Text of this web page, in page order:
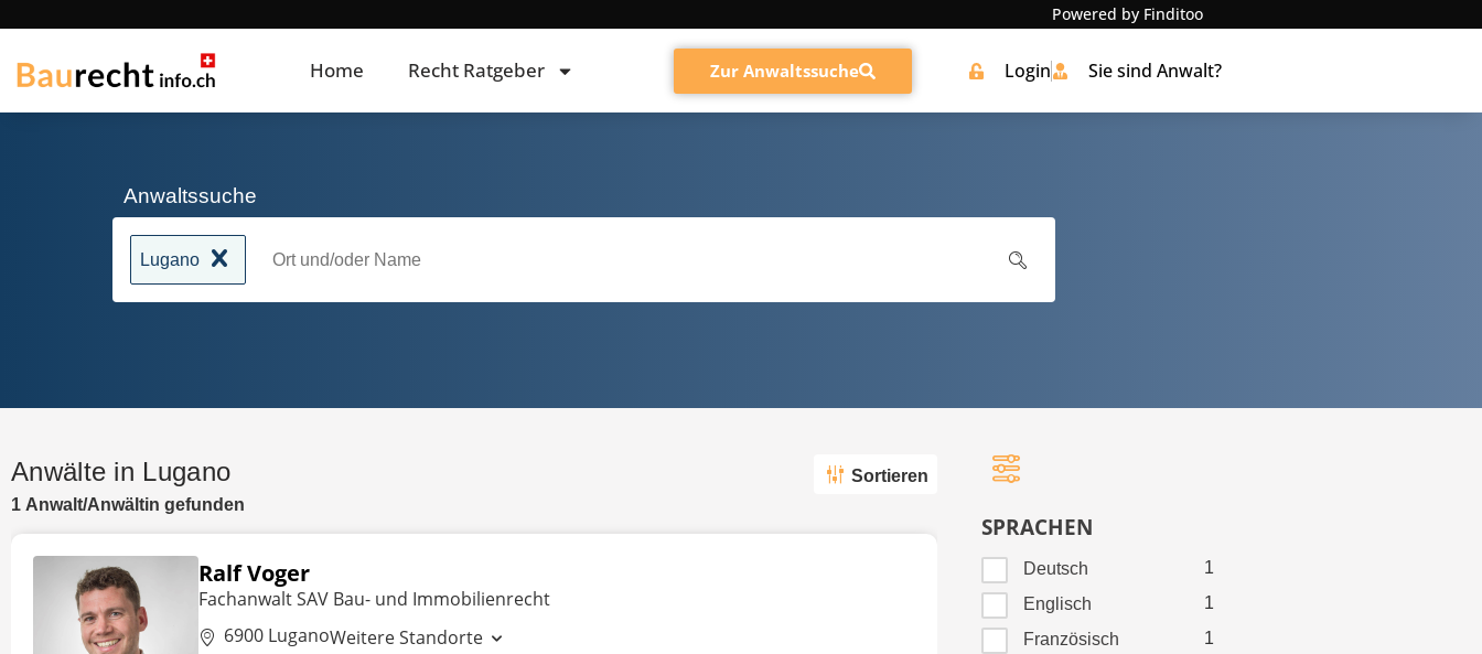
Powered by Finditoo
Home Recht Ratgeber Zur Anwaltssuche Login Sie sind Anwalt?
Anwaltssuche
Lugano
Anwälte in Lugano
1 Anwalt/Anwältin gefunden
Sortieren
Ralf Voger
Fachanwalt SAV Bau- und Immobilienrecht
6900 LuganoWeitere Standorte
SPRACHEN
Deutsch
1
Englisch
1
Französisch
1